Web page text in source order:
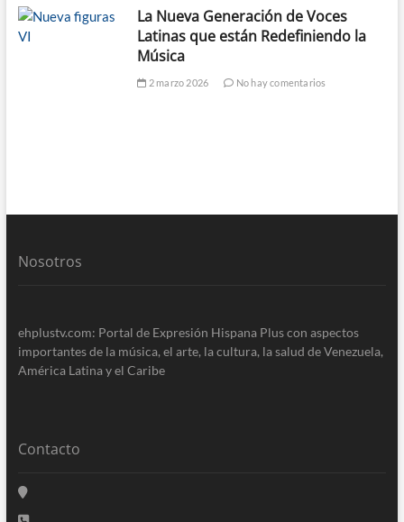
La Nueva Generación de Voces
Latinas que están Redefiniendo la
Música
2 marzo 2026 No hay comentarios
Nosotros
ehplustv.com: Portal de Expresión Hispana Plus con aspectos
importantes de la música, el arte, la cultura, la salud de Venezuela,
América Latina y el Caribe
Contacto